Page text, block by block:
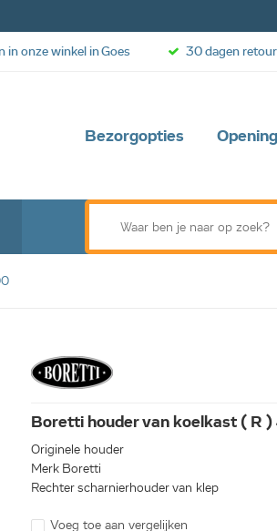
Bezorgopties
in onze winkel in Goes 30 dagen
Boretti houder van koelkast ( R
Originele houder
Merk Boretti
Rechter scharnierhouder van klep
Voeg toe aan vergelijken